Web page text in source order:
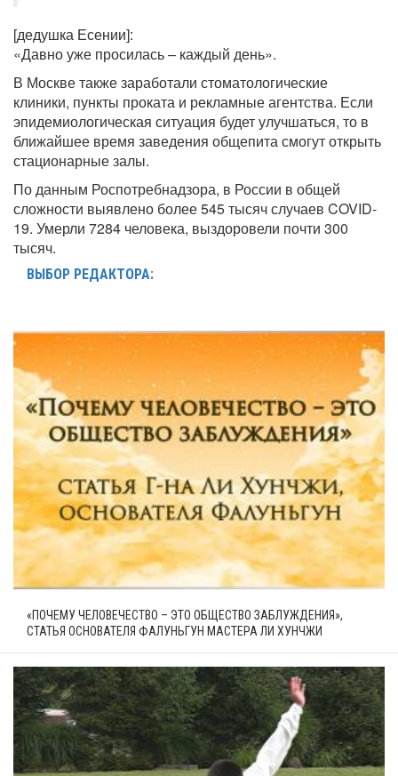
[дедушка Есении]:
«Давно уже просилась – каждый день».
В Москве также заработали стоматологические
клиники, пункты проката и рекламные агентства. Если
эпидемиологическая ситуация будет улучшаться, то в
ближайшее время заведения общепита смогут открыть
стационарные залы.
По данным Роспотребнадзора, в России в общей
сложности выявлено более 545 тысяч случаев COVID-
19. Умерли 7284 человека, выздоровели почти 300
тысяч.
ВЫБОР РЕДАКТОРА:
«ПОЧЕМУ ЧЕЛОВЕЧЕСТВО – ЭТО ОБЩЕСТВО ЗАБЛУЖДЕНИЯ»,
СТАТЬЯ ОСНОВАТЕЛЯ ФАЛУНЬГУН МАСТЕРА ЛИ ХУНЧЖИ